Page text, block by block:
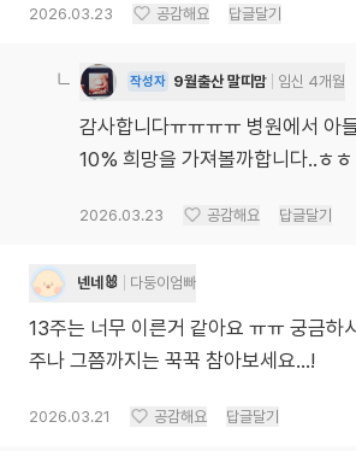
2026.03.23 공감해요 답글달기
작성자 9월출산 말띠맘 임신 4개월
감사합니다ㅠㅠㅠㅠ 병원에서 아
10% 희망을 가져볼까합니다..ㅎㅎ
2026.03.23 공감해요 답글달기
넨네🐰 다둥이엄빠
13주는 너무 이른거 같아요 ㅠㅠ 궁금하
주나 그쯤까지는 꾹꾹 참아보세요...!
2026.03.21 공감해요 답글달기